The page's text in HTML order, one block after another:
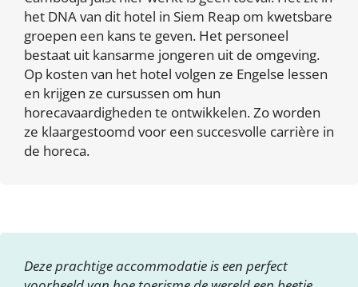
het DNA van dit hotel in Siem Reap om kwetsbare
groepen een kans te geven. Het personeel
bestaat uit kansarme jongeren uit de omgeving.
Op kosten van het hotel volgen ze Engelse lessen
en krijgen ze cursussen om hun
horecavaardigheden te ontwikkelen. Zo worden
ze klaargestoomd voor een succesvolle carrière in
de horeca.
Deze prachtige accommodatie is een perfect